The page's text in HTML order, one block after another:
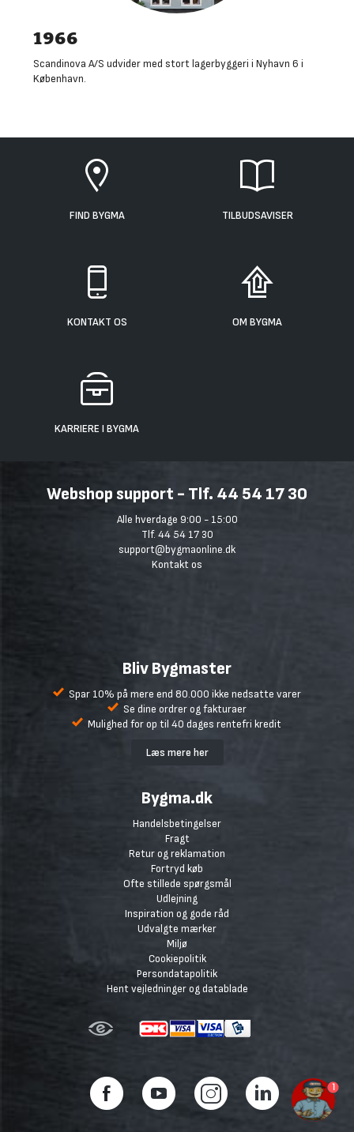
1966
Scandinova A/S udvider med stort lagerbyggeri i Nyhavn 6 i
København.
FIND BYGMA TILBUDSAVISER
KONTAKT OS OM BYGMA
KARRIERE I BYGMA
Webshop support - Tlf. 44 54 17 30
Alle hverdage 9:00 - 15:00
Tlf. 44 54 17 30
support@bygmaonline.dk
Kontakt os
Bliv Bygmaster
Spar 10% på mere end 80.000 ikke nedsatte varer
Se dine ordrer og fakturaer
Mulighed for op til 40 dages rentefri kredit
Læs mere her
Bygma.dk
Handelsbetingelser
Fragt
Retur og reklamation
Fortryd køb
Ofte stillede spørgsmål
Udlejning
Inspiration og gode råd
Udvalgte mærker
Miljø
Cookiepolitik
Persondatapolitik
Hent vejledninger og datablade
1